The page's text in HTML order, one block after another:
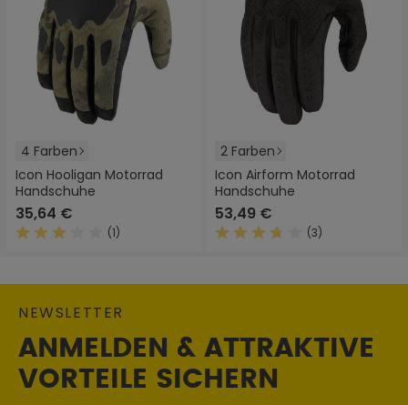
4 Farben
Icon Hooligan Motorrad
Handschuhe
35,64 €
(1)
2 Farben
Icon Airform Motorrad
Handschuhe
53,49 €
(3)
NEWSLETTER
ANMELDEN & ATTRAKTIVE
VORTEILE SICHERN